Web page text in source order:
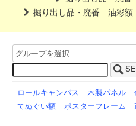
掘り出し品・廃番 油彩額
ロールキャンバス 木製パネル
てぬぐい額
ポスターフレーム